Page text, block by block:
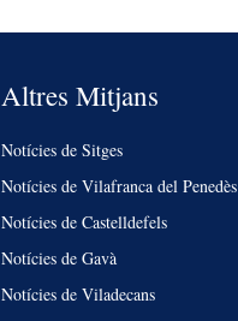
Altres Mitjans
Notícies de Sitges
Notícies de Vilafranca del Penedès
Notícies de Castelldefels
Notícies de Gavà
Notícies de Viladecans